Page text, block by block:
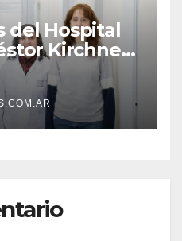
del Hospital
Kirchner
cerebral y las